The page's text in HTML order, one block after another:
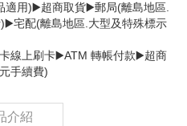
適用)▶️超商取貨▶️郵局(離島地區.
宅配(離島地區.大型及特殊標示
線上刷卡▶️ATM 轉帳付款▶️超商
手續費)
介紹